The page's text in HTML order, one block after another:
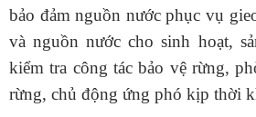
bảo đảm nguồn nước phục vụ
và nguồn nước cho sinh hoạt,
kiểm tra công tác bảo vệ rừng,
rừng, chủ động ứng phó kịp thời